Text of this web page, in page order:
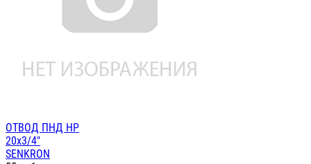
ОТВОД ПНД НР
20х3/4"
SENKRON